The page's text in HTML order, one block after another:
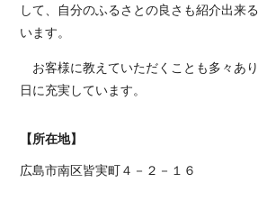
して、自分のふるさとの良さも紹介出来
います。
お客様に教えていただくことも多々あ
日に充実しています。
【所在地】
広島市南区皆実町４－２－１６